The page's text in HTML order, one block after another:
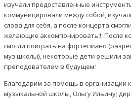
изучали предоставленные
коммуницировали между собой,
слова для себя, а после концерта
желающие аккомпонировать!!! После
смогли поиграть на фортепиано
муз.школы), некоторые дети решили
преподователем в будущем!
Благодарим за помощь в организации
музыкальной школы, Ольгу Ильину;